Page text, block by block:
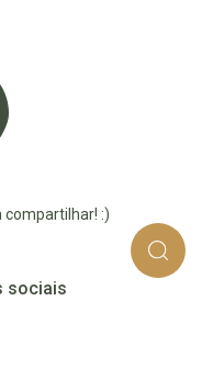
compartilhar! :)
sociais